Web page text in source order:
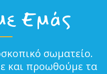
Εμάς
σωματείο.
και προωθούμε τα